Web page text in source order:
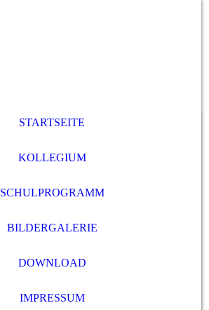
STARTSEITE
KOLLEGIUM
SCHULPROGRAMM
BILDERGALERIE
DOWNLOAD
IMPRESSUM